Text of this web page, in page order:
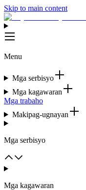
Skip to main content
Menu
Mga serbisyo
Mga kagawaran
Mga trabaho
Makipag-ugnayan
Mga serbisyo
Mga kagawaran